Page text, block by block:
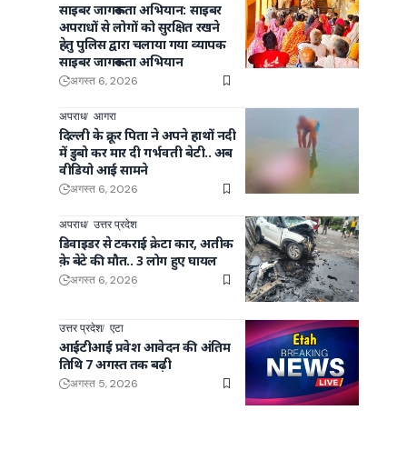
साइबर जागरूकता अभियान: साइबर
अपराधों से लोगों को सुरक्षित रखने
हेतु पुलिस द्वारा चलाया गया व्यापक
साइबर जागरूकता अभियान
अगस्त 6, 2026
अपराध आगरा
दिल्ली के क्रूर पिता ने अपने हाथों नदी
में डुबो कर मार दी गर्भवती बेटी.. अब
वीडियो आई सामने
अगस्त 6, 2026
अपराध उत्तर प्रदेश
डिवाइडर से टकराई क्रेटा कार, अतीक
क़े बेटे की मौत.. 3 लोग हुए घायल
अगस्त 6, 2026
उत्तर प्रदेश एटा
आईटीआई प्रवेश आवेदन की अंतिम
तिथि 7 अगस्त तक बढ़ी
अगस्त 5, 2026